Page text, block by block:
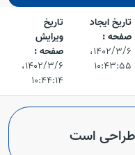
تاریخ ایجاد
صفحه :
۱۴۰۲/۳/۶،‏
۱۰:۴۳:۵۵
تاریخ
ویرایش
صفحه :
۱۴۰۲/۳/۶،‏
۱۰:۴۴:۱۴
است